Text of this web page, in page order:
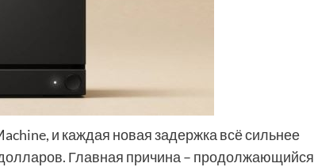
и каждая новая задержка всё сильнее
Главная причина – продолжающийся